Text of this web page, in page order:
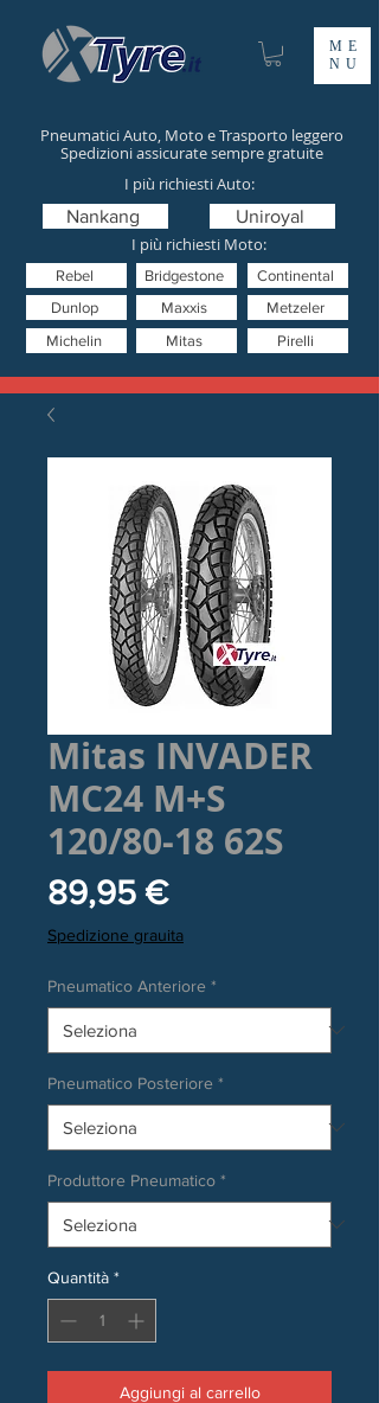
ME
NU
Pneumatici Auto, Moto e Trasporto leggero
Spedizioni assicurate sempre gratuite
I più richiesti Moto:
Mitas
Nankang
Pirelli
Uniroyal
Metzeler
Dunlop
Bridgestone Continental
Michelin
Rebel
I più richiesti Auto:
Maxxis
Mitas INVADER
MC24 M+S
120/80-18 62S
89,95 €Prezzo
Spedizione grauita
Pneumatico Anteriore *
Pneumatico Posteriore *
Produttore Pneumatico *
Quantità *
Aggiungi al carrello